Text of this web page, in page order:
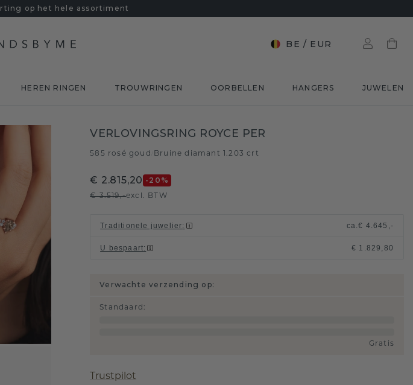
op het hele assortiment
BE / EUR
HEREN RINGEN TROUWRINGEN OORBELLEN HANGERS JUWELEN
VERLOVINGSRING ROYCE PER
585 rosé goud Bruine diamant 1.203 crt
€ 2.815,20 -20 %
€ 3.519,-excl. BTW
Traditionele juwelier: ca.€ 4.645,-
U bespaart: € 1.829,80
Verwachte verzending op:
Standaard :
Gratis
Trustpilot